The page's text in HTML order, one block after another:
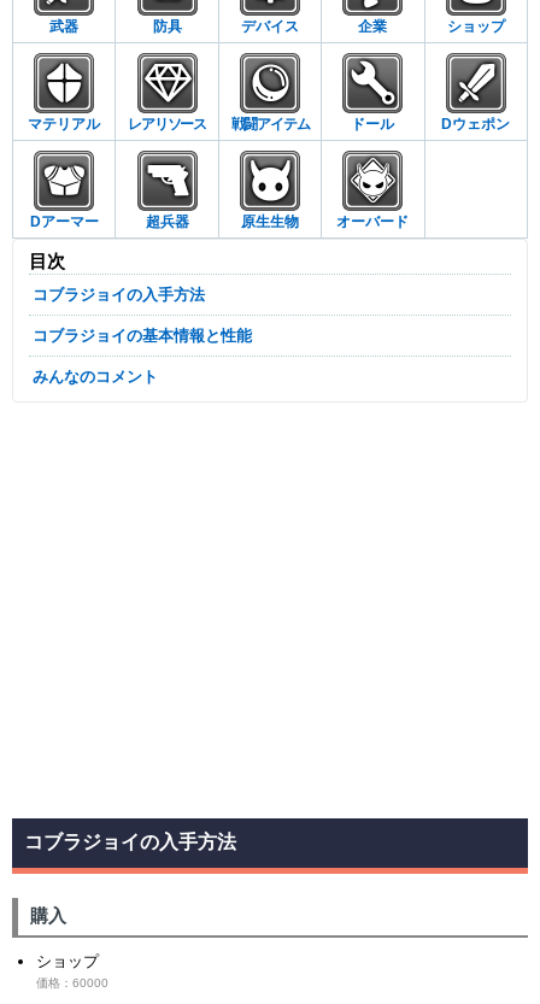
武器 防具 デバイス 企業 ショップ
マテリアル レアリソース 戦闘アイテム ドール Dウェポン
Dアーマー 超兵器 原生生物 オーバード
目次
コブラジョイの入手方法
コブラジョイの基本情報と性能
みんなのコメント
コブラジョイの入手方法
購入
ショップ
価格：60000